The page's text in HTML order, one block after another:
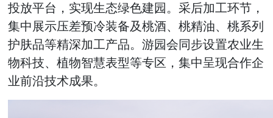
投放平台，实现生态绿色建园。采后加工环节，
集中展示压差预冷装备及桃酒、桃精油、桃系列
护肤品等精深加工产品。游园会同步设置农业生
物科技、植物智慧表型等专区，集中呈现合作企
业前沿技术成果。